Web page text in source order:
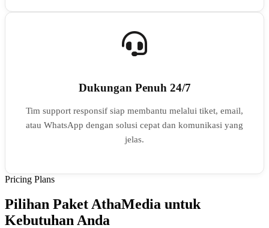
Dukungan Penuh 24/7
Tim support responsif siap membantu melalui tiket, email,
atau WhatsApp dengan solusi cepat dan komunikasi yang
jelas.
Pricing Plans
Pilihan Paket AthaMedia untuk
Kebutuhan Anda